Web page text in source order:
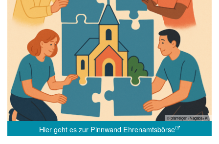
© pfarreigen (Nagaba+KI)
Hier geht es zur Pinnwand Ehrenamtsbörse